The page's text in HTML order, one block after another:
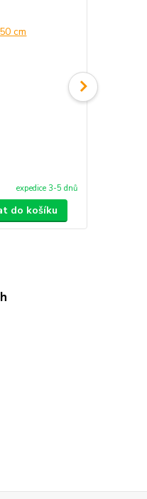
expedice 3-5 dnů
do košíku